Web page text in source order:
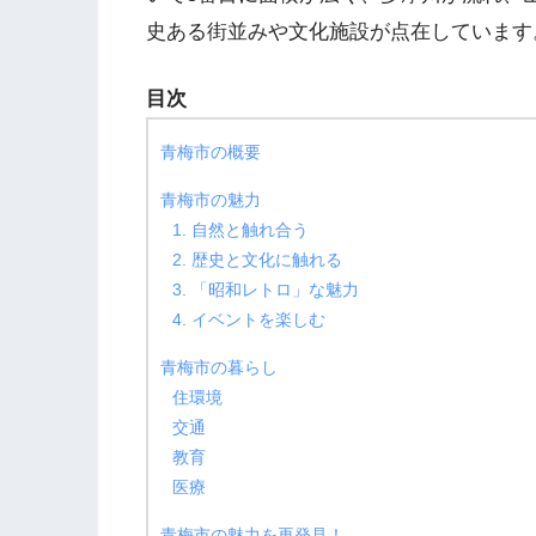
史ある街並みや文化施設が点在していま
目次
青梅市の概要
青梅市の魅力
1. 自然と触れ合う
2. 歴史と文化に触れる
3. 「昭和レトロ」な魅力
4. イベントを楽しむ
青梅市の暮らし
住環境
交通
教育
医療